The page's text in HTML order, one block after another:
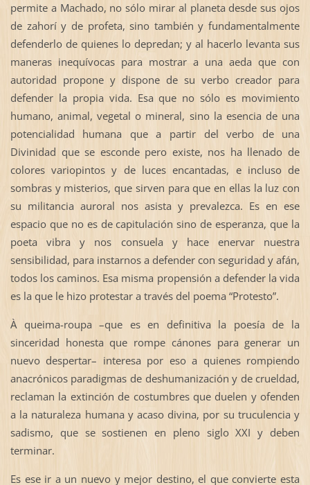
permite a Machado, no sólo mirar al planeta desde sus ojos
de zahorí y de profeta, sino también y fundamentalmente
defenderlo de quienes lo depredan; y al hacerlo levanta sus
maneras inequívocas para mostrar a una aeda que con
autoridad propone y dispone de su verbo creador para
defender la propia vida. Esa que no sólo es movimiento
humano, animal, vegetal o mineral, sino la esencia de una
potencialidad humana que a partir del verbo de una
Divinidad que se esconde pero existe, nos ha llenado de
colores variopintos y de luces encantadas, e incluso de
sombras y misterios, que sirven para que en ellas la luz con
su militancia auroral nos asista y prevalezca. Es en ese
espacio que no es de capitulación sino de esperanza, que la
poeta vibra y nos consuela y hace enervar nuestra
sensibilidad, para instarnos a defender con seguridad y afán,
todos los caminos. Esa misma propensión a defender la vida
es la que le hizo protestar a través del poema “Protesto”.
À queima-roupa –que es en definitiva la poesía de la
sinceridad honesta que rompe cánones para generar un
nuevo despertar– interesa por eso a quienes rompiendo
anacrónicos paradigmas de deshumanización y de crueldad,
reclaman la extinción de costumbres que duelen y ofenden
a la naturaleza humana y acaso divina, por su truculencia y
sadismo, que se sostienen en pleno siglo XXI y deben
terminar.
Es ese ir a un nuevo y mejor destino, el que convierte esta